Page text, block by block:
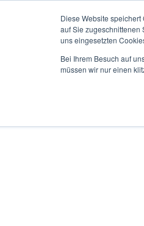
Diese Website
auf Sie zugeschnittenen
uns eingesetzten
Bei Ihrem Besuch auf
müssen wir nur einen